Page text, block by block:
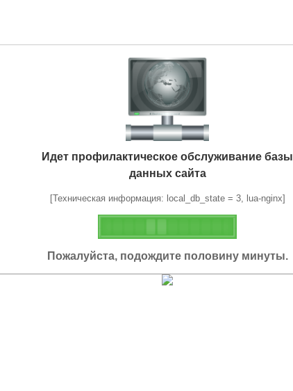
Идет профилактическое обслуживание базы
данных сайта
[Техническая информация: local_db_state = 3, lua-nginx]
Пожалуйста, подождите половину минуты.